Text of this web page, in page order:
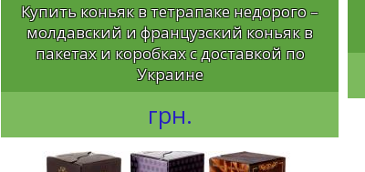
Купить коньяк в тетрапаке недорого –
молдавский и французский коньяк в
пакетах и коробках с доставкой по
Украине
грн.